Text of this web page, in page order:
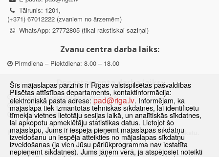
Tālrunis: 1201,
(+371) 67012222 (zvaniem no ārzemēm)
WhatsApp: 27772805 (tikai rakstiskai saziņai)
Zvanu centra darba laiks:
Pirmdiena – Piektdiena: 8.00 – 18.00
Departamenta darba laiks:
Pirmdiena, Ceturtdiena: 8.30 – 18.00
Otrdiena, Trešdiena: 8.30 – 17.00
Piektdiena: 8.30 – 15.00
Klātienes konsultācijas pieejamas tikai ar iepriekšēju pierakstu.
Šīs mājaslapas pārzinis ir Rīgas valstspilsētas pašvaldības
Pilsētas attīstības departaments, kontaktinformācija:
elektroniskā pasta adrese: pad@riga.lv. Informējam, ka
mājaslapā tiek izmantotas tehniskās sīkdatnes, lai identificētu
tīmekļa vietnes lietotāju sesijas laikā, un analītiskās sīkdatnes,
lai apkopotu apmeklētāju statistikas datus. Lietojot šo
mājaslapu, Jums ir iespēja pieņemt mājaslapas sīkdatņu
izveidošanu un iespēja atteikties no mājaslapas sīkdatņu
izveidošanas (ja vien Jūsu pārlūkprogramma nav iestatīta
nepieņemt sīkdatnes). Jums jāņem vērā, ja atspējosiet noteikti